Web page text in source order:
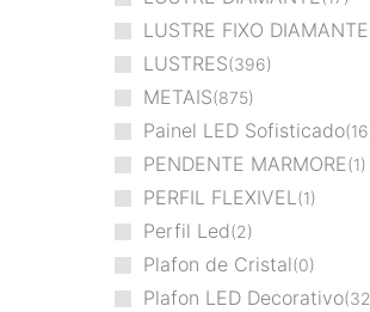
LUSTRE FIXO DIAMANTE
LUSTRES 396
METAIS 875
Painel LED Sofisticado 16
PENDENTE MARMORE 1
PERFIL FLEXIVEL 1
Perfil Led 2
Plafon de Cristal 0
Plafon LED Decorativo 32